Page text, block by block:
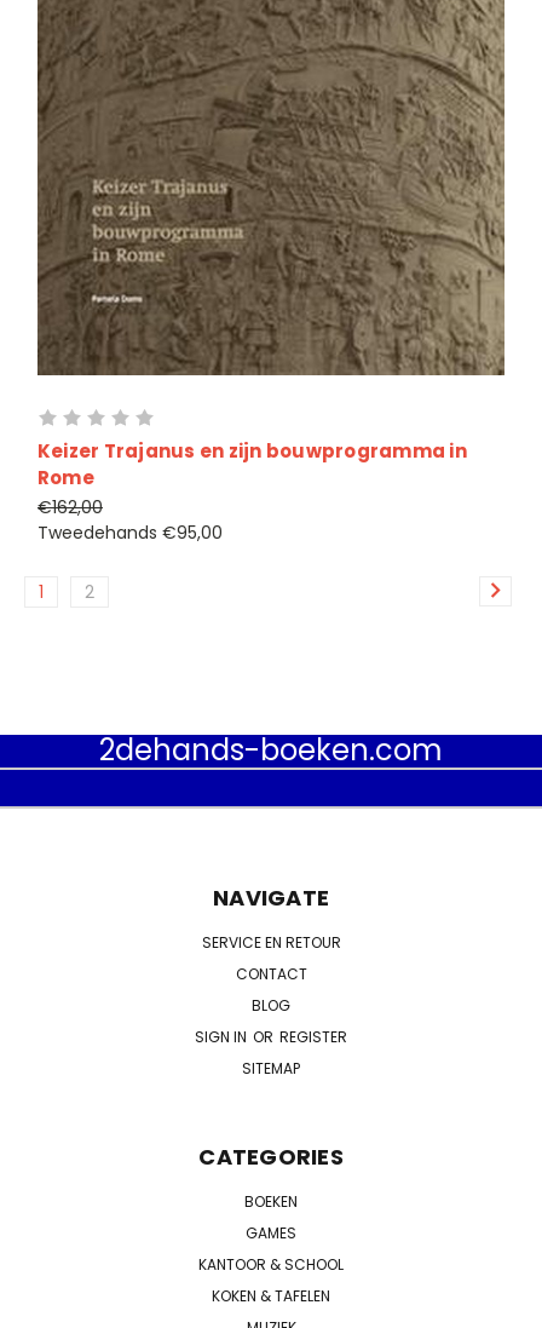
Keizer Trajanus en zijn bouwprogramma in
Rome
€162,00
Tweedehands €95,00
1 2
2dehands-boeken.com
NAVIGATE
SERVICE EN RETOUR
CONTACT
BLOG
SIGN IN OR REGISTER
SITEMAP
CATEGORIES
BOEKEN
GAMES
KANTOOR & SCHOOL
KOKEN & TAFELEN